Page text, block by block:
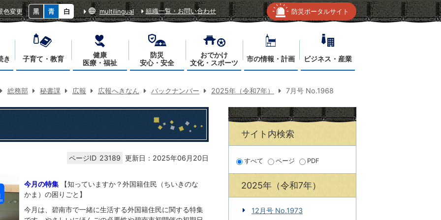
色変更 multilingual 組織一覧・お問い合わせ 防災ポータルサイト
き 子育て・教育
健康
医療・福祉
防災
安心・安全
おでかけ
文化・スポーツ
市の情報・計画 ビジネス・産業
総務部 秘書課 広報 広報へきなん バックナンバー 2025年（令和7年） 7月号 No.1968
ページID 23189 更新日：2025年06月20日
今月の特集 【知っていますか？外国籍住民（ちいきのな
かま）の困りごと】
今月は、碧南市で一緒に生活する外国籍住民に関する特集
サイト内検索
すべて ページ PDF
2025年（令和7年）
12月号 No.1973